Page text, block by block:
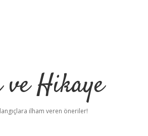
ve Hikaye
ilham veren öneriler!